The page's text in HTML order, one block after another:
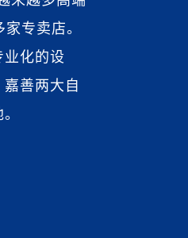
专卖店。
化的设
善两大自